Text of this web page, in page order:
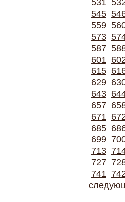
531
545
559
573
587
601
615
629
643
657
671
685
699
713
727
741